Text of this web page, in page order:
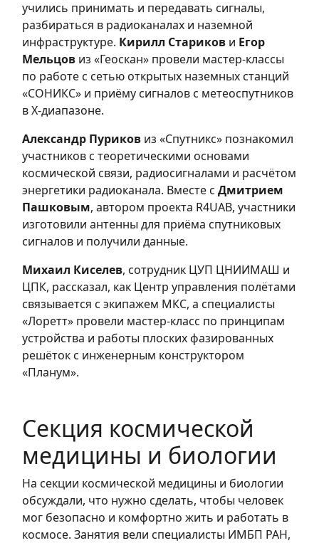
учились принимать и передавать сигналы,
разбираться в радиоканалах и наземной
инфраструктуре. Кирилл Стариков и Егор
Мельцов из «Геоскан» провели мастер-классы
по работе с сетью открытых наземных станций
«СОНИКС» и приёму сигналов с метеоспутников
в X-диапазоне.
Александр Пуриков из «Спутникс» познакомил
участников с теоретическими основами
космической связи, радиосигналами и расчётом
энергетики радиоканала. Вместе с Дмитрием
Пашковым, автором проекта R4UAB, участники
изготовили антенны для приёма спутниковых
сигналов и получили данные.
Михаил Киселев, сотрудник ЦУП ЦНИИМАШ и
ЦПК, рассказал, как Центр управления полётами
связывается с экипажем МКС, а специалисты
«Лоретт» провели мастер-класс по принципам
устройства и работы плоских фазированных
решёток с инженерным конструктором
«Планум».
Секция космической
медицины и биологии
На секции космической медицины и биологии
обсуждали, что нужно сделать, чтобы человек
мог безопасно и комфортно жить и работать в
космосе. Занятия вели специалисты ИМБП РАН,